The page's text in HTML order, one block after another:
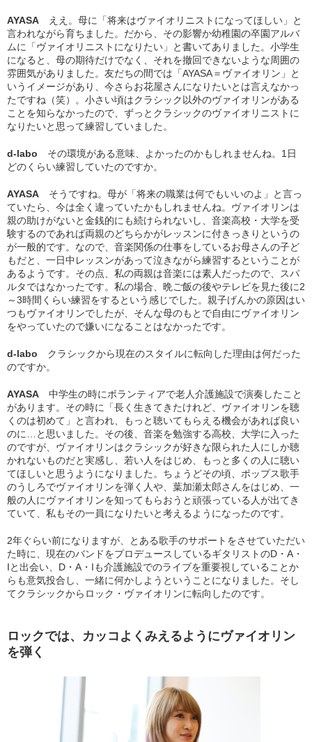
AYASA
ええ。母に「将来はヴァイオリニストになってほしい」と
言われながら育ちました。だから、その影響か幼稚園の卒園アルバ
ムに「ヴァイオリニストになりたい」と書いてありました。小学生
になると、母の期待だけでなく、それを撤回できないような周囲の
雰囲気がありました。友だちの間では「AYASA＝ヴァイオリン」と
いうイメージがあり、今さらお花屋さんになりたいとは言えなかっ
たですね（笑）。小さい頃はクラシック以外のヴァイオリンがある
ことを知らなかったので、ずっとクラシックのヴァイオリニストに
なりたいと思って練習していました。
d-labo
その環境がある意味、よかったのかもしれませんね。1日
どのくらい練習していたのですか。
AYASA
そうですね。母が「将来の職業は何でもいいのよ」と言っ
ていたら、今は全く違っていたかもしれませんね。ヴァイオリンは
親の助けがないと金銭的にも続けられないし、音楽高校・大学を受
験するのであれば両親のどちらかがレッスンに付きっきりというの
が一般的です。なので、音楽関係の仕事をしているお母さんの子ど
もだと、一日中レッスンがあって泣きながら練習するということが
あるようです。その点、私の両親は音楽には素人だったので、スパ
ルタではなかったです。私の場合、晩ご飯の後やテレビを見た後に2
～3時間くらい練習をするという感じでした。親子げんかの原因はい
つもヴァイオリンでしたが、そんな母のもとで自由にヴァイオリン
をやっていたので嫌いになることはなかったです。
d-labo
クラシックから現在のスタイルに転向した理由は何だった
のですか。
AYASA
中学生の時にボランティアで老人介護施設で演奏したこと
があります。その時に「長く生きてきたけれど、ヴァイオリンを聴
くのは初めて」と言われ、もっと聴いてもらえる機会があれば良い
のに…と思いました。その後、音楽を勉強する高校、大学に入った
のですが、ヴァイオリンはクラシックが好きな限られた人にしか聴
かれないものだと実感し、若い人をはじめ、もっと多くの人に聴い
てほしいと思うようになりました。ちょうどその頃、ポップス歌手
のうしろでヴァイオリンを弾く人や、葉加瀬太郎さんをはじめ、一
般の人にヴァイオリンを知ってもらおうと頑張っている人が出てき
ていて、私もその一員になりたいと考えるようになったのです。
2年ぐらい前になりますが、とある歌手のサポートをさせていただい
た時に、現在のバンドをプロデュースしているギタリストのD・A・
Iと出会い、D・A・Iも介護施設でのライブを重要視していることか
らも意気投合し、一緒に何かしようということになりました。そし
てクラシックからロック・ヴァイオリンに転向したのです。
ロックでは、カッコよくみえるようにヴァイオリン
を弾く